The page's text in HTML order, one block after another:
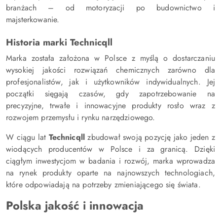
branżach – od motoryzacji po budownictwo i
majsterkowanie.
Historia marki Technicqll
Marka została założona w Polsce z myślą o dostarczaniu
wysokiej jakości rozwiązań chemicznych zarówno dla
profesjonalistów, jak i użytkowników indywidualnych. Jej
początki sięgają czasów, gdy zapotrzebowanie na
precyzyjne, trwałe i innowacyjne produkty rosło wraz z
rozwojem przemysłu i rynku narzędziowego.
W ciągu lat Technicqll zbudował swoją pozycję jako jeden z
wiodących producentów w Polsce i za granicą. Dzięki
ciągłym inwestycjom w badania i rozwój, marka wprowadza
na rynek produkty oparte na najnowszych technologiach,
które odpowiadają na potrzeby zmieniającego się świata.
Polska jakość i innowacja